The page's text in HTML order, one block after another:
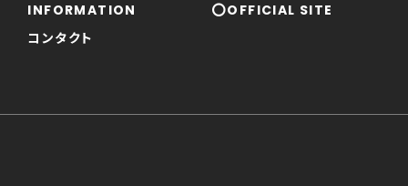
INFORMATION
⭕OFFICIAL SITE
コンタクト